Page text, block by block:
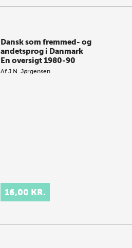
Dansk som fremmed- og
andetsprog i Danmark
En oversigt 1980-90
AfJ.N. Jørgensen
16,00 KR.